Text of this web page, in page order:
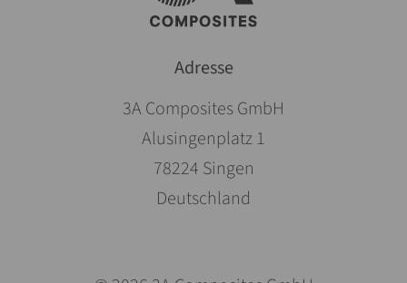
Adresse
3A Composites GmbH
Alusingenplatz 1
78224 Singen
Deutschland